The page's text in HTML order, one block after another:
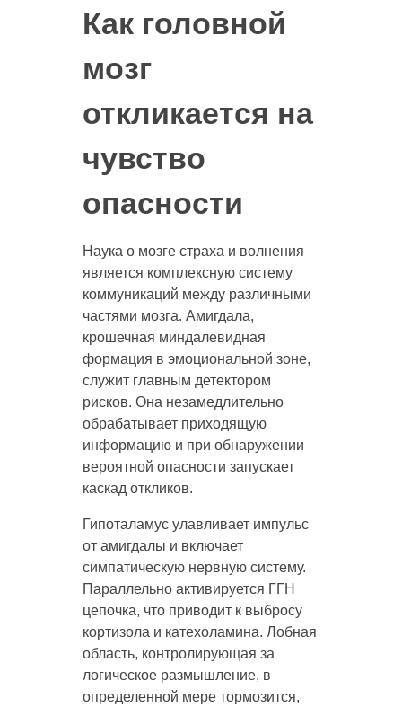
Как головной
мозг
откликается на
чувство
опасности
Наука о мозге страха и волнения
является комплексную систему
коммуникаций между различными
частями мозга. Амигдала,
крошечная миндалевидная
формация в эмоциональной зоне,
служит главным детектором
рисков. Она незамедлительно
обрабатывает приходящую
информацию и при обнаружении
вероятной опасности запускает
каскад откликов.
Гипоталамус улавливает импульс
от амигдалы и включает
симпатическую нервную систему.
Параллельно активируется ГГН
цепочка, что приводит к выбросу
кортизола и катехоламина. Лобная
область, контролирующая за
логическое размышление, в
определенной мере тормозится,